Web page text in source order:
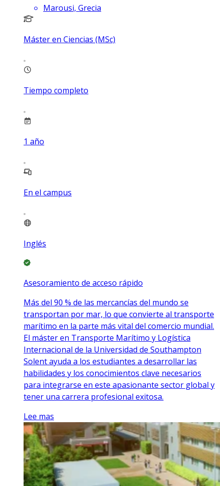
Marousi, Grecia
Máster en Ciencias (MSc)
Tiempo completo
1 año
En el campus
Inglés
Asesoramiento de acceso rápido
Más del 90 % de las mercancías del mundo se
transportan por mar, lo que convierte al transporte
marítimo en la parte más vital del comercio mundial.
El máster en Transporte Marítimo y Logística
Internacional de la Universidad de Southampton
Solent ayuda a los estudiantes a desarrollar las
habilidades y los conocimientos clave necesarios
para integrarse en este apasionante sector global y
tener una carrera profesional exitosa.
Lee mas